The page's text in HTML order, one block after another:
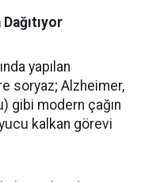
yapılan
soryaz; Alzheimer,
gibi modern çağın
kalkan görevi